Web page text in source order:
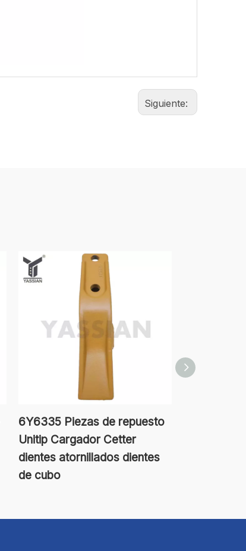
Siguiente:
6Y6335 Piezas de repuesto
Unitip Cargador Cetter
dientes atornillados dientes
de cubo